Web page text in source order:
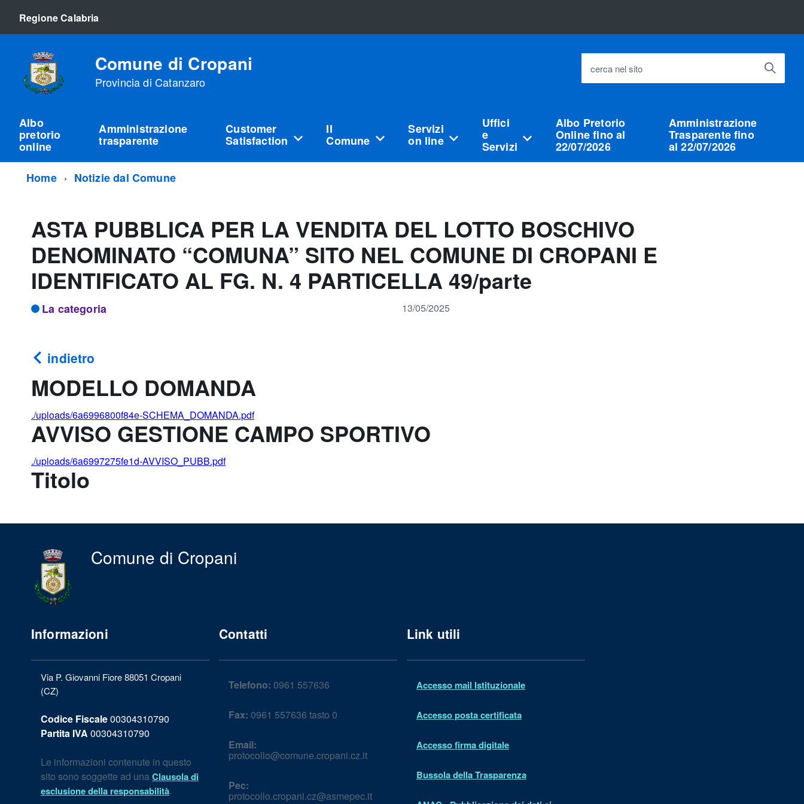
Regione Calabria
Comune di Cropani
Provincia di Catanzaro
cerca nel sito
Albo
pretorio
online
Amministrazione
trasparente
Customer
Satisfaction
Il
Comune
Servizi
on line
Uffici
e
Servizi
Albo Pretorio
Online fino al
22/07/2026
Amministrazione
Trasparente fino
al 22/07/2026
Home
Notizie dal Comune
ASTA PUBBLICA PER LA VENDITA DEL LOTTO BOSCHIVO
DENOMINATO “COMUNA” SITO NEL COMUNE DI CROPANI E
IDENTIFICATO AL FG. N. 4 PARTICELLA 49/parte
La categoria 13/05/2025
indietro
MODELLO DOMANDA
./uploads/6a6996800f84e-SCHEMA_DOMANDA.pdf
AVVISO GESTIONE CAMPO SPORTIVO
./uploads/6a6997275fe1d-AVVISO_PUBB.pdf
Titolo
Comune di Cropani
Informazioni
Via P. Giovanni Fiore 88051 Cropani
(CZ)
Codice Fiscale00304310790
Partita IVA 00304310790
Le informazioni contenute in questo
sito sono soggette ad unaClausola di
esclusione della responsabilità.
Contatti
Telefono: 0961 557636
Fax: 0961 557636 tasto 0
Email:
protocollo@comune.cropani.cz.it
Pec:
protocollo.cropani.cz@asmepec.it
Link utili
Accesso mail Istituzionale
Accesso posta certificata
Accesso firma digitale
Bussola della Trasparenza